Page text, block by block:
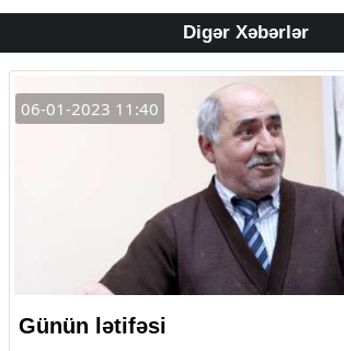
Digər Xəbərlər
06-01-2023 11:40
Günün lətifəsi